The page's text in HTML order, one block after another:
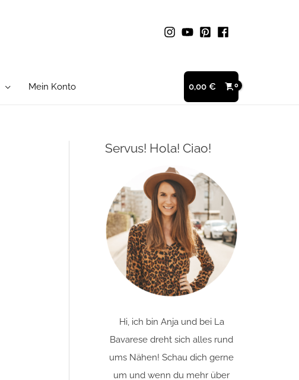
Mein Konto 0,00 €
Servus! Hola! Ciao!
Hi, ich bin Anja und bei La
Bavarese dreht sich alles rund
ums Nähen! Schau dich gerne
um und wenn du mehr über